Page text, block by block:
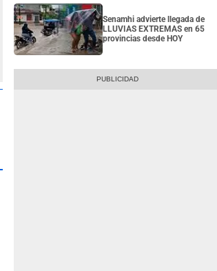
Senamhi advierte llegada de
LLUVIAS EXTREMAS en 65
provincias desde HOY